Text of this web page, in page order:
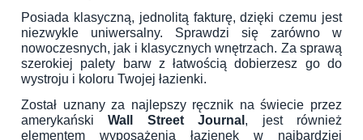
Posiada klasyczną, jednolitą fakturę, dzięki czemu jest
niezwykle uniwersalny. Sprawdzi się zarówno w
nowoczesnych, jak i klasycznych wnętrzach. Za sprawą
szerokiej palety barw z łatwością dobierzesz go do
wystroju i koloru Twojej łazienki.
Został uznany za najlepszy ręcznik na świecie przez
amerykańskiWall Street Journal , jest również
elementem wyposażenia łazienek w najbardziej